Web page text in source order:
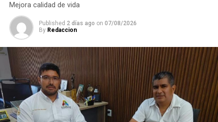
Mejora calidad de vida
Published 2 días ago on 07/08/2026
By Redaccion